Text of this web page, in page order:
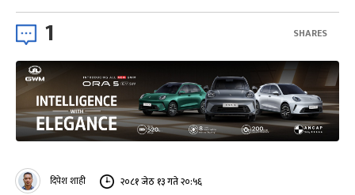
1 SHARES
दिपेश शाही २०८१ जेठ १३ गते २०:५६